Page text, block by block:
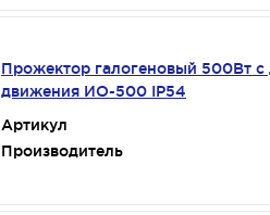
Прожектор галогеновый 500Вт с
движения ИО-500 IP54
Артикул
Производитель